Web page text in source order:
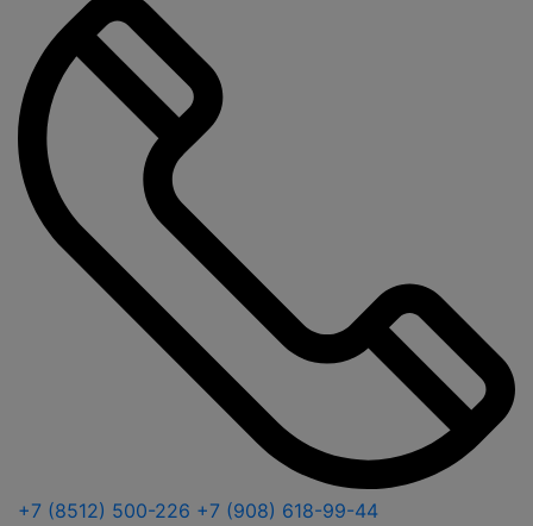
+7 (8512) 500-226 +7 (908) 618-99-44